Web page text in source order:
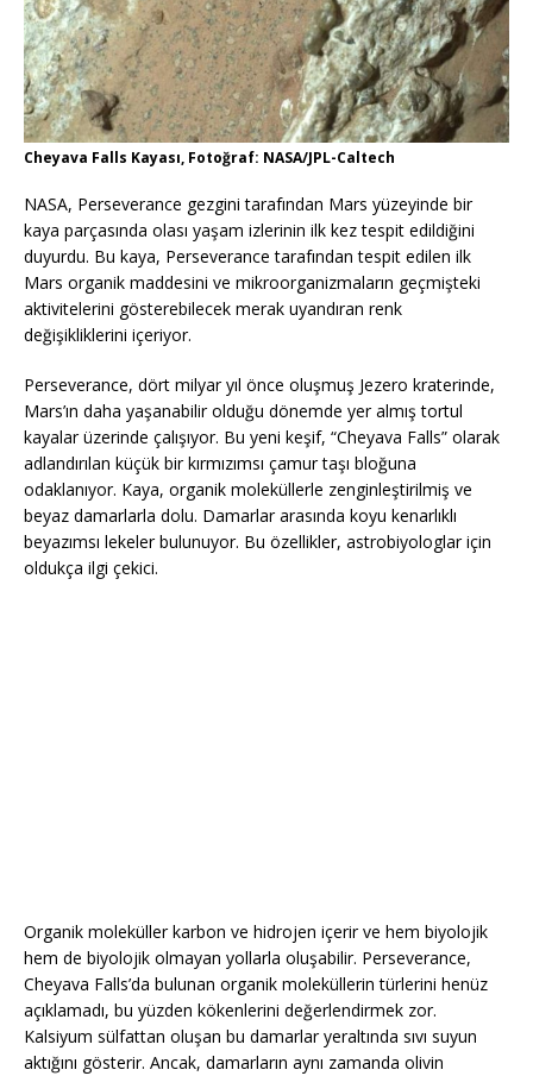
Cheyava Falls Kayası, Fotoğraf: NASA/JPL-Caltech
NASA, Perseverance gezgini tarafından Mars yüzeyinde bir
kaya parçasında olası yaşam izlerinin ilk kez tespit edildiğini
duyurdu. Bu kaya, Perseverance tarafından tespit edilen ilk
Mars organik maddesini ve mikroorganizmaların geçmişteki
aktivitelerini gösterebilecek merak uyandıran renk
değişikliklerini içeriyor.
Perseverance, dört milyar yıl önce oluşmuş Jezero kraterinde,
Mars’ın daha yaşanabilir olduğu dönemde yer almış tortul
kayalar üzerinde çalışıyor. Bu yeni keşif, “Cheyava Falls” olarak
adlandırılan küçük bir kırmızımsı çamur taşı bloğuna
odaklanıyor. Kaya, organik moleküllerle zenginleştirilmiş ve
beyaz damarlarla dolu. Damarlar arasında koyu kenarlıklı
beyazımsı lekeler bulunuyor. Bu özellikler, astrobiyologlar için
oldukça ilgi çekici.
Organik moleküller karbon ve hidrojen içerir ve hem biyolojik
hem de biyolojik olmayan yollarla oluşabilir. Perseverance,
Cheyava Falls’da bulunan organik moleküllerin türlerini henüz
açıklamadı, bu yüzden kökenlerini değerlendirmek zor.
Kalsiyum sülfattan oluşan bu damarlar yeraltında sıvı suyun
aktığını gösterir. Ancak, damarların aynı zamanda olivin